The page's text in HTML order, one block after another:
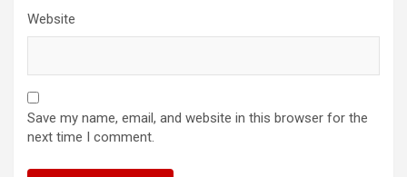
Website
Save my name, email, and website in this browser for the
next time I comment.